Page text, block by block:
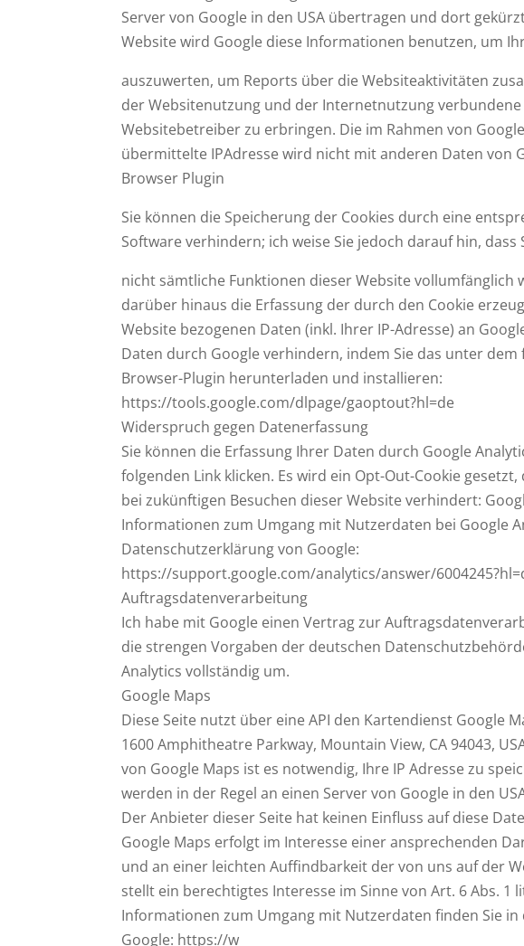
Server von Google in den USA übertragen und dort
Website wird Google diese Informationen benutzen, um
auszuwerten, um Reports über die Websiteaktivitäten
der Websitenutzung und der Internetnutzung
Websitebetreiber zu erbringen. Die im Rahmen von
übermittelte IPAdresse wird nicht mit anderen Daten von
Browser Plugin
Sie können die Speicherung der Cookies durch eine
Software verhindern; ich weise Sie jedoch darauf hin, dass
nicht sämtliche Funktionen dieser Website vollumfänglich
darüber hinaus die Erfassung der durch den Cookie
Website bezogenen Daten (inkl. Ihrer IP-Adresse) an
Daten durch Google verhindern, indem Sie das unter
Browser-Plugin herunterladen und installieren:
https://tools.google.com/dlpage/gaoptout?hl=de
Widerspruch gegen Datenerfassung
Sie können die Erfassung Ihrer Daten durch Google
folgenden Link klicken. Es wird ein Opt-Out-Cookie
bei zukünftigen Besuchen dieser Website verhindert:
Informationen zum Umgang mit Nutzerdaten bei Google
Datenschutzerklärung von Google:
https://support.google.com/analytics/answer/
Auftragsdatenverarbeitung
Ich habe mit Google einen Vertrag zur
die strengen Vorgaben der deutschen
Analytics vollständig um.
Google Maps
Diese Seite nutzt über eine API den Kartendienst Google
1600 Amphitheatre Parkway, Mountain View, CA 94043,
von Google Maps ist es notwendig, Ihre IP Adresse zu
werden in der Regel an einen Server von Google in den
Der Anbieter dieser Seite hat keinen Einfluss auf diese
Google Maps erfolgt im Interesse einer ansprechenden
und an einer leichten Auffindbarkeit der von uns auf der
stellt ein berechtigtes Interesse im Sinne von Art. 6 Abs. 1
Informationen zum Umgang mit Nutzerdaten finden Sie
Google: https://w